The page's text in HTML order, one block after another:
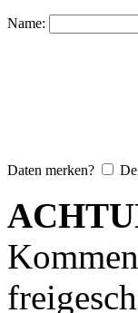
Name:
Daten merken?